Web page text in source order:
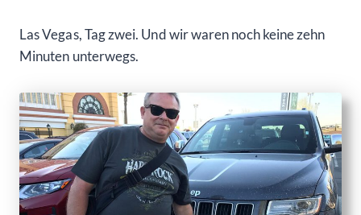
Las Vegas, Tag zwei. Und wir waren noch keine zehn
Minuten unterwegs.